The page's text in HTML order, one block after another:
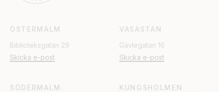
ÖSTERMALM
Biblioteksgatan 29
Skicka e-post
VASASTAN
Gävlegatan 16
Skicka e-post
SÖDERMALM KUNGSHOLMEN